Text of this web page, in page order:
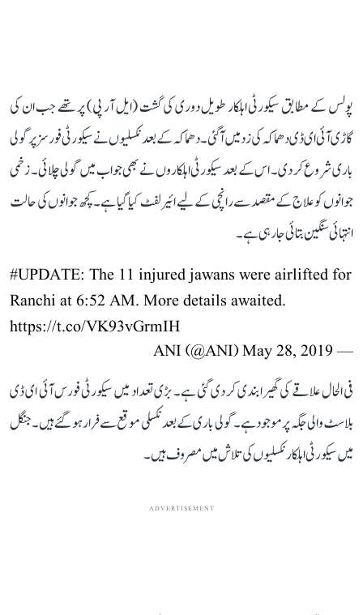
پولس کے مطابق سیکورٹی اہلکار طویل دوری کی گشت (ایل آر پی) پر تھے جب ان کی
گاڑی آئی ای ڈی دھماکہ کی زد میں آ گئی۔ دھماکہ کے بعد نکسلیوں نے سیکورٹی فورسز پر گولی
باری شروع کر دی۔ اس کے بعد سیکورٹی اہلکاروں نے بھی جواب میں گولی چلائی۔ زخمی
جوانوں کو علاج کے مقصد سے رانچی کے لیے ائیر لفٹ کیا گیا ہے۔ کچھ جوانوں کی حالت
انتہائی سنگین بتائی جا رہی ہے۔
#UPDATE: The 11 injured jawans were airlifted for
Ranchi at 6:52 AM. More details awaited.
https://t.co/VK93vGrmIH
— ANI (@ANI)
May 28, 2019
فی الحال علاقے کی گھیرابندی کر دی گئی ہے۔ بڑی تعداد میں سیکورٹی فورس آئی ای ڈی
بلاسٹ والی جگہ پر موجود ہے۔ گولی باری کے بعد نکسلی موقع سے فرار ہو گئے ہیں۔ جنگل
میں سیکورٹی اہلکار نکسلیوں کی تلاش میں مصروف ہیں۔
ADVERTISEMENT